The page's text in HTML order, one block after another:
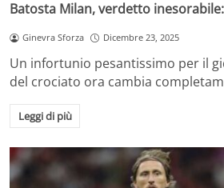
Batosta Milan, verdetto
Ginevra Sforza Dicembre 23, 2025
Un infortunio pesantissimo per il
del crociato ora cambia
Leggi di più